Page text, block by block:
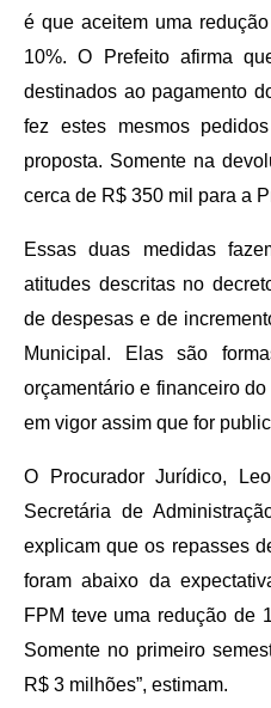
Serviços Online
Telefones Úteis
Notícias
Contato
é que aceitem uma
10%. O Prefeito afirma
destinados ao pagamento
fez estes mesmos
proposta. Somente na
cerca de R$ 350 mil para a
Essas duas medidas
atitudes descritas no
de despesas e de
Municipal. Elas são
orçamentário e financeiro
em vigor assim que for
O Procurador Jurídico,
Secretária de
explicam que os repasses
foram abaixo da
FPM teve uma redução de
Somente no primeiro
R$ 3 milhões”, estimam.